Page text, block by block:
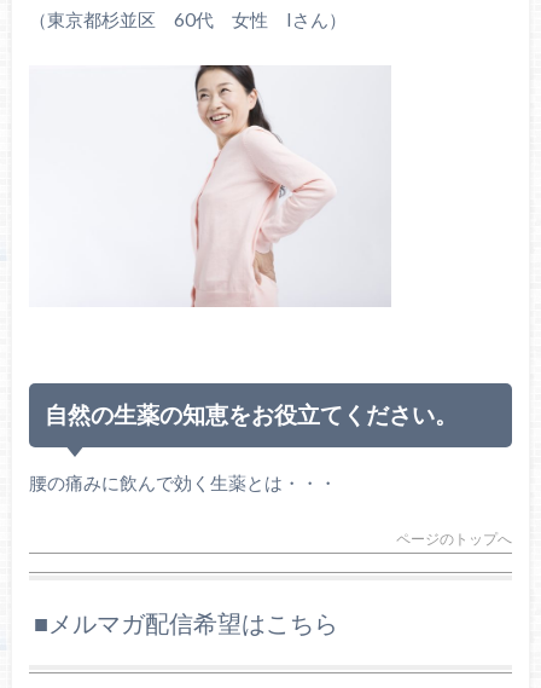
（東京都杉並区 60代 女性 I さん）
自然の生薬の知恵をお役立てください。
腰の痛みに飲んで効く生薬とは・・・
ページのトップへ
■メルマガ配信希望はこちら